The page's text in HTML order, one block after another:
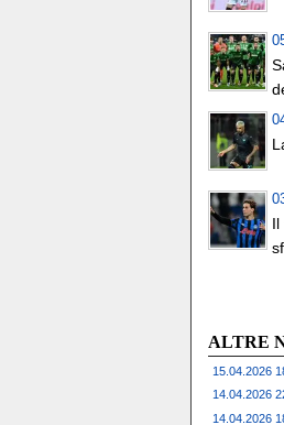
Il
ALTRE
15.04.2026
14.04.2026
14.04.2026